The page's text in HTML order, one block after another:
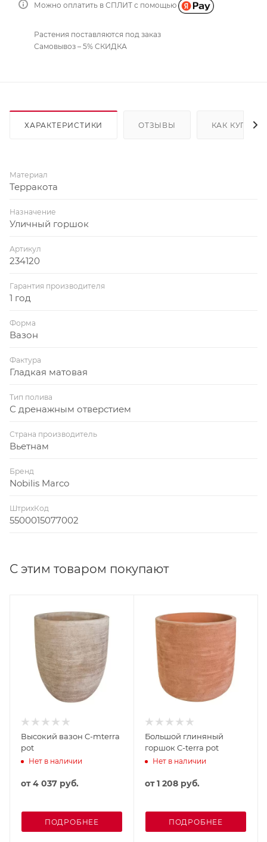
Можно оплатить в СПЛИТ с помощью
Растения поставляются под заказ
Самовывоз – 5% СКИДКА
ХАРАКТЕРИСТИКИ ОТЗЫВЫ КАК КУПИТЬ
Материал
Терракота
Назначение
Уличный горшок
Артикул
234120
Гарантия производителя
1 год
Форма
Вазон
Фактура
Гладкая матовая
Тип полива
С дренажным отверстием
Страна производитель
Вьетнам
Бренд
Nobilis Marco
ШтрихКод
5500015077002
С этим товаром покупают
Высокий вазон C-mterra
pot
Нет в наличии
от4 037 руб.
ПОДРОБНЕЕ
Большой глиняный
горшок C-terra pot
Нет в наличии
от1 208 руб.
ПОДРОБНЕЕ